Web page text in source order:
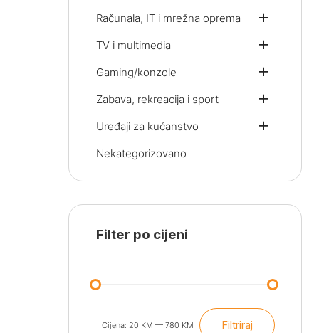
Računala, IT i mrežna oprema
TV i multimedia
Gaming/konzole
Zabava, rekreacija i sport
Uređaji za kućanstvo
Nekategorizovano
Filter po cijeni
Filtriraj
Cijena: 20 KM — 780 KM